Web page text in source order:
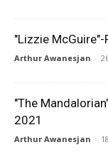
"Lizzie
Arthur Awanesjan -
"The
2021
Arthur Awanesjan -